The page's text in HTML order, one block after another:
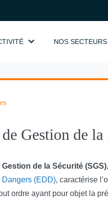
NOS
Gestion de
de la Sécurité (SGS)
Dangers (EDD), caractérise
ordre ayant pour objet la